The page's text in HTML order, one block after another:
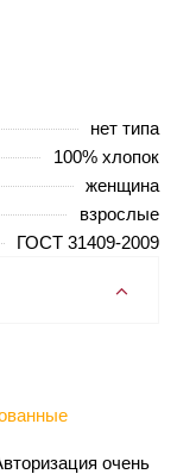
нет типа
100% хлопок
женщина
взрослые
ГОСТ 31409-2009
очень